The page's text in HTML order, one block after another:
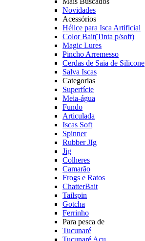
Novidades
Acessórios
Hélice para Isca Artificial
Color Bait(Tinta p/soft)
Magic Lures
Pincho Arremesso
Cerdas de Saia de Silicone
Salva Iscas
Categorias
Superfície
Meia-água
Fundo
Articulada
Iscas Soft
Spinner
Rubber JIg
Jig
Colheres
Camarão
Frogs e Ratos
ChatterBait
Tailspin
Gotcha
Ferrinho
Para pesca de
Tucunaré
Tucunaré Açu